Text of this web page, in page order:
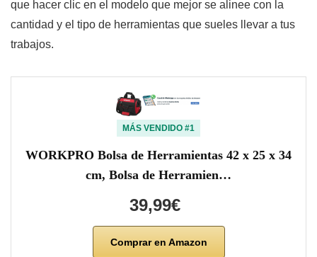
que hacer clic en el modelo que mejor se alinee con la
cantidad y el tipo de herramientas que sueles llevar a tus
trabajos.
MÁS VENDIDO #1
WORKPRO Bolsa de Herramientas 42 x 25 x 34
cm, Bolsa de Herramien…
39,99€
Comprar en Amazon